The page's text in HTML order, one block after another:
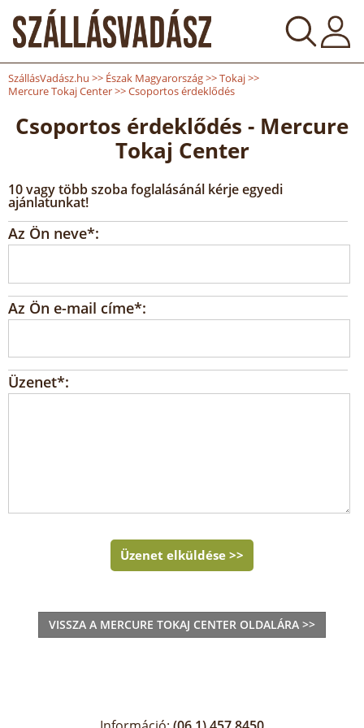
SzállásVadász.hu >> Észak Magyarország>>Tokaj>>
Mercure Tokaj Center>>Csoportos érdeklődés
Csoportos érdeklődés - Mercure
Tokaj Center
10 vagy több szoba foglalásánál kérje egyedi
ajánlatunkat!
Az Ön neve*:
Az Ön e-mail címe*:
Üzenet*:
Üzenet elküldése >>
VISSZA A MERCURE TOKAJ CENTER OLDALÁRA >>